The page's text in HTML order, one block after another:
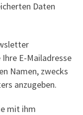
Daten
E-Mailadresse
Namen, zwecks
anzugeben.
mit ihm